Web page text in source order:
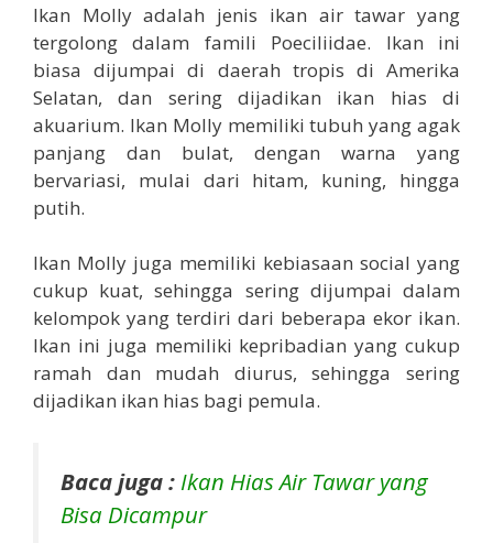
Ikan Molly adalah jenis ikan air tawar yang
tergolong dalam famili Poeciliidae. Ikan ini
biasa dijumpai di daerah tropis di Amerika
Selatan, dan sering dijadikan ikan hias di
akuarium. Ikan Molly memiliki tubuh yang agak
panjang dan bulat, dengan warna yang
bervariasi, mulai dari hitam, kuning, hingga
putih.
Ikan Molly juga memiliki kebiasaan social yang
cukup kuat, sehingga sering dijumpai dalam
kelompok yang terdiri dari beberapa ekor ikan.
Ikan ini juga memiliki kepribadian yang cukup
ramah dan mudah diurus, sehingga sering
dijadikan ikan hias bagi pemula.
Baca juga : Ikan Hias Air Tawar yang
Bisa Dicampur